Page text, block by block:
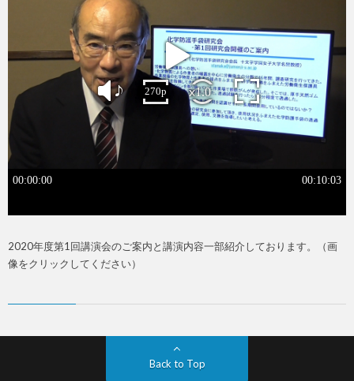
2020年度第1回講演会のご案内と講演内容一部紹介しております。（画
像をクリックしてください）
Back to Top